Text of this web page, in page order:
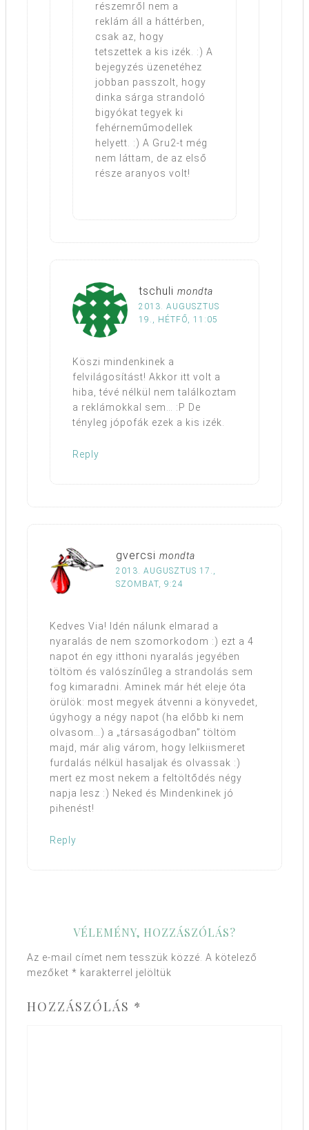
részemről nem a
reklám áll a háttérben,
csak az, hogy
tetszettek a kis izék. :) A
bejegyzés üzenetéhez
jobban passzolt, hogy
dinka sárga strandoló
bigyókat tegyek ki
fehérneműmodellek
helyett. :) A Gru2-t még
nem láttam, de az első
része aranyos volt!
tschuli mondta
2013. AUGUSZTUS
19., HÉTFŐ, 11:05
Köszi mindenkinek a
felvilágosítást! Akkor itt volt a
hiba, tévé nélkül nem találkoztam
a reklámokkal sem… :P De
tényleg jópofák ezek a kis izék.
Reply
gvercsi mondta
2013. AUGUSZTUS 17.,
SZOMBAT, 9:24
Kedves Via! Idén nálunk elmarad a
nyaralás de nem szomorkodom :) ezt a 4
napot én egy itthoni nyaralás jegyében
töltöm és valószínűleg a strandolás sem
fog kimaradni. Aminek már hét eleje óta
örülök: most megyek átvenni a könyvedet,
úgyhogy a négy napot (ha előbb ki nem
olvasom…) a „társaságodban” töltöm
majd, már alig várom, hogy lelkiismeret
furdalás nélkül hasaljak és olvassak :)
mert ez most nekem a feltöltődés négy
napja lesz :) Neked és Mindenkinek jó
pihenést!
Reply
VÉLEMÉNY, HOZZÁSZÓLÁS?
Az e-mail címet nem tesszük közzé. A kötelező
mezőket * karakterrel jelöltük
HOZZÁSZÓLÁS *